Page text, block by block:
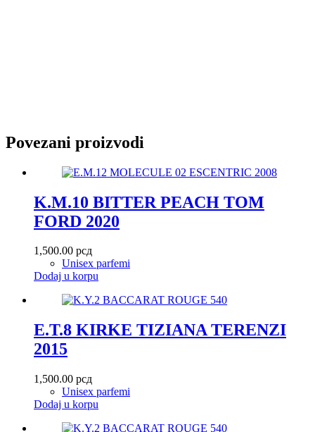
Povezani proizvodi
K.M.10 BITTER PEACH TOM
FORD 2020
1,500.00 рсд
Unisex parfemi
Dodaj u korpu
E.T.8 KIRKE TIZIANA TERENZI
2015
1,500.00 рсд
Unisex parfemi
Dodaj u korpu